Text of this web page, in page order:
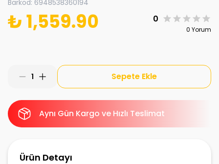
Barkod: 6948538360194
₺ 1,559.90 0
0 Yorum
1 Sepete Ekle
Aynı Gün Kargo ve Hızlı Teslimat
Ürün Detayı